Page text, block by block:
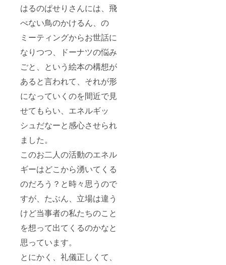
はるのぱせりさんには、飛
べない鳥のかけるん、の
ミーティングからお世話に
なりつつ、ドーナツの悩み
ごと、という絵本の構想が
あると言われて、それが形
になっていくのを間近で見
せてもらい、エネルギッ
シュだなーと感心させられ
ました。
このお二人の活動のエネル
ギーはどこから湧いてくる
のだろう？と時々思うので
すが、たぶん、立場は違う
けど当事者の私たちのこと
を想って出てくるのかなと
思っています。
とにかく、礼儀正しくて、